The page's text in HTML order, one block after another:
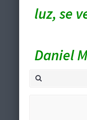
luz, se
Daniel